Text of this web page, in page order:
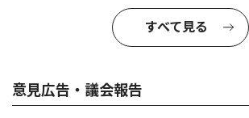
すべて見る
意見広告・議会報告